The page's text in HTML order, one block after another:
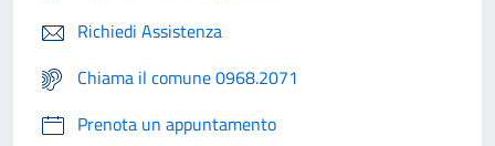
Richiedi Assistenza
Chiama il comune 0968.2071
Prenota un appuntamento